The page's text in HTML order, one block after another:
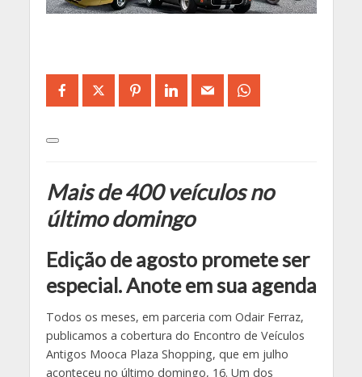
Mais de 400 veículos no
último domingo
Edição de agosto promete ser
especial. Anote em sua agenda
Todos os meses, em parceria com Odair Ferraz,
publicamos a cobertura do Encontro de Veículos
Antigos Mooca Plaza Shopping, que em julho
aconteceu no último domingo, 16. Um dos